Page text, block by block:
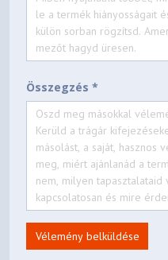
Összegzés *
Vélemény belküldése